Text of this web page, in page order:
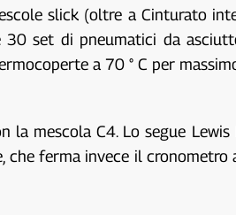
slick (oltre a Cinturato
30 set di pneumatici da
a 70 ° C per
mescola C4. Lo segue Lewis
che ferma invece il cronometro